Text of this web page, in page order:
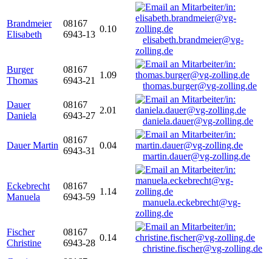
Brandmeier
Elisabeth
08167
6943-13
0.10
elisabeth.brandmeier@vg-
zolling.de
Burger
Thomas
08167
6943-21
1.09
thomas.burger@vg-zolling.de
Dauer
Daniela
08167
6943-27
2.01
daniela.dauer@vg-zolling.de
Dauer Martin
08167
6943-31
0.04
martin.dauer@vg-zolling.de
Eckebrecht
Manuela
08167
6943-59
1.14
manuela.eckebrecht@vg-
zolling.de
Fischer
Christine
08167
6943-28
0.14
christine.fischer@vg-zolling.de